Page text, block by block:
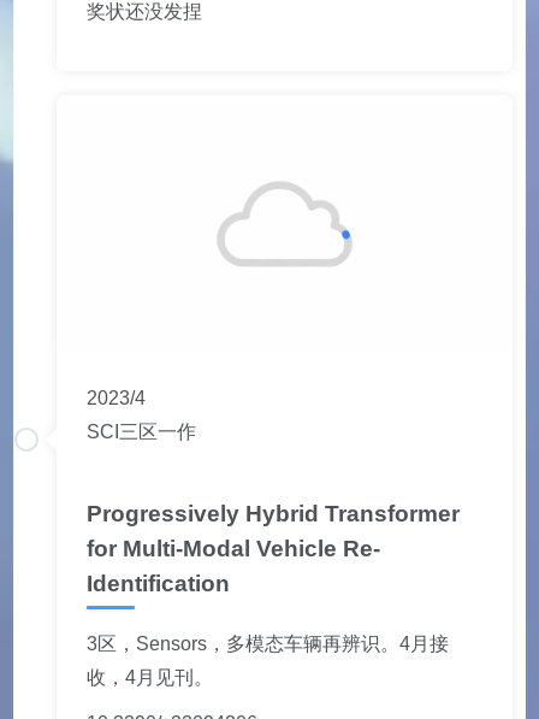
奖状还没发捏
2023/4
SCI三区一作
Progressively Hybrid Transformer
for Multi-Modal Vehicle Re-
Identification
3区，Sensors，多模态车辆再辨识。4月接
收，4月见刊。